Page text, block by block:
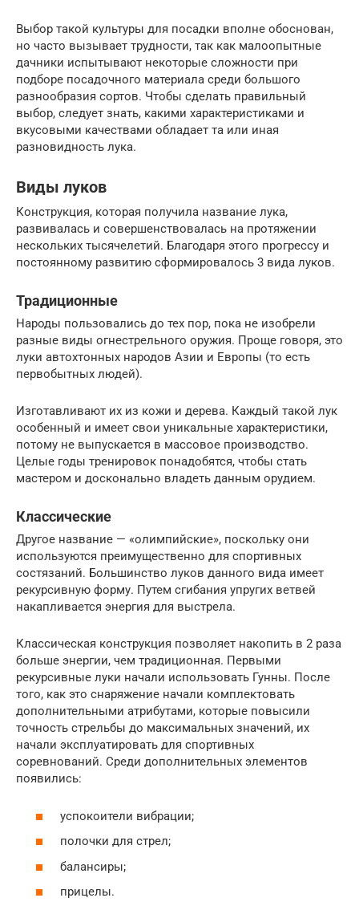
Выбор такой культуры для посадки вполне обоснован,
но часто вызывает трудности, так как малоопытные
дачники испытывают некоторые сложности при
подборе посадочного материала среди большого
разнообразия сортов. Чтобы сделать правильный
выбор, следует знать, какими характеристиками и
вкусовыми качествами обладает та или иная
разновидность лука.
Виды луков
Конструкция, которая получила название лука,
развивалась и совершенствовалась на протяжении
нескольких тысячелетий. Благодаря этого прогрессу и
постоянному развитию сформировалось 3 вида луков.
Традиционные
Народы пользовались до тех пор, пока не изобрели
разные виды огнестрельного оружия. Проще говоря, это
луки автохтонных народов Азии и Европы (то есть
первобытных людей).
Изготавливают их из кожи и дерева. Каждый такой лук
особенный и имеет свои уникальные характеристики,
потому не выпускается в массовое производство.
Целые годы тренировок понадобятся, чтобы стать
мастером и досконально владеть данным орудием.
Классические
Другое название — «олимпийские», поскольку они
используются преимущественно для спортивных
состязаний. Большинство луков данного вида имеет
рекурсивную форму. Путем сгибания упругих ветвей
накапливается энергия для выстрела.
Классическая конструкция позволяет накопить в 2 раза
больше энергии, чем традиционная. Первыми
рекурсивные луки начали использовать Гунны. После
того, как это снаряжение начали комплектовать
дополнительными атрибутами, которые повысили
точность стрельбы до максимальных значений, их
начали эксплуатировать для спортивных
соревнований. Среди дополнительных элементов
появились:
успокоители вибрации;
полочки для стрел;
балансиры;
прицелы.